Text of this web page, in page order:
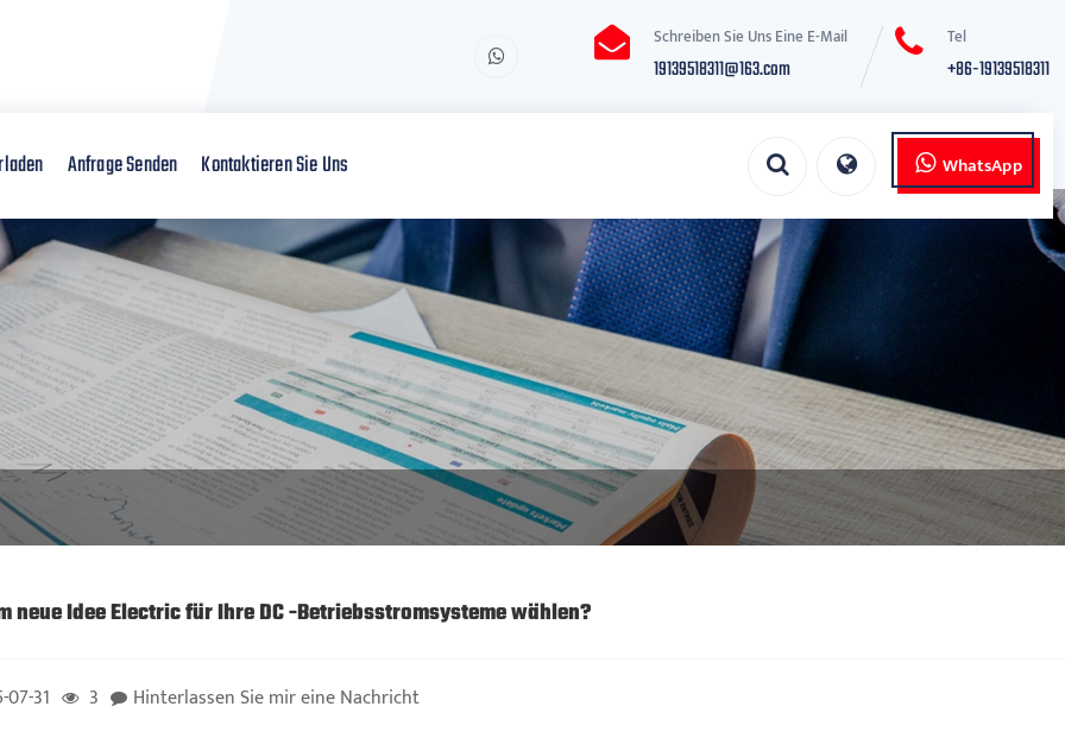
Schreiben Sie Uns Eine E-Mail
19139518311@163.com
Tel
+86-19139518311
Anfrage Senden Kontaktieren Sie Uns WhatsApp
neue Idee Electric für Ihre DC -Betriebsstromsysteme wählen?
07-31 3
Hinterlassen Sie mir eine Nachricht